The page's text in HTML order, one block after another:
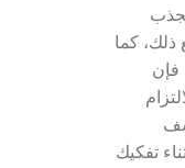
ذلك، كما
فإن
تفكيك